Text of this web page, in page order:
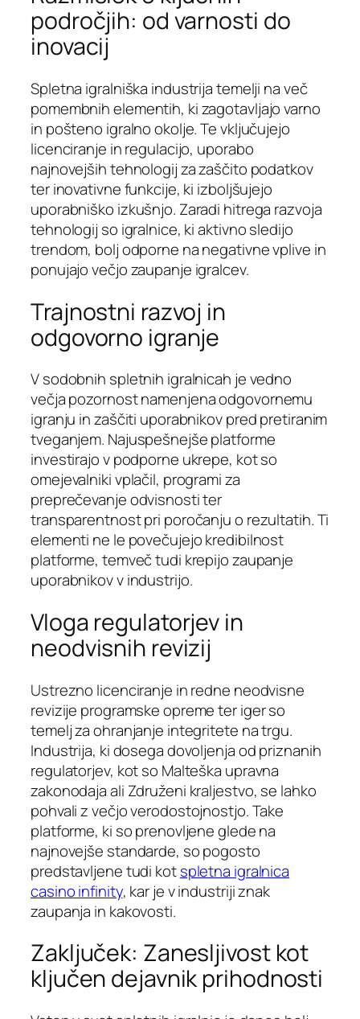
področjih: od varnosti do
inovacij
Spletna igralniška industrija temelji na več
pomembnih elementih, ki zagotavljajo varno
in pošteno igralno okolje. Te vključujejo
licenciranje in regulacijo, uporabo
najnovejših tehnologij za zaščito podatkov
ter inovativne funkcije, ki izboljšujejo
uporabniško izkušnjo. Zaradi hitrega razvoja
tehnologij so igralnice, ki aktivno sledijo
trendom, bolj odporne na negativne vplive in
ponujajo večjo zaupanje igralcev.
Trajnostni razvoj in
odgovorno igranje
V sodobnih spletnih igralnicah je vedno
večja pozornost namenjena odgovornemu
igranju in zaščiti uporabnikov pred pretiranim
tveganjem. Najuspešnejše platforme
investirajo v podporne ukrepe, kot so
omejevalniki vplačil, programi za
preprečevanje odvisnosti ter
transparentnost pri poročanju o rezultatih. Ti
elementi ne le povečujejo kredibilnost
platforme, temveč tudi krepijo zaupanje
uporabnikov v industrijo.
Vloga regulatorjev in
neodvisnih revizij
Ustrezno licenciranje in redne neodvisne
revizije programske opreme ter iger so
temelj za ohranjanje integritete na trgu.
Industrija, ki dosega dovoljenja od priznanih
regulatorjev, kot so Malteška upravna
zakonodaja ali Združeni kraljestvo, se lahko
pohvali z večjo verodostojnostjo. Take
platforme, ki so prenovljene glede na
najnovejše standarde, so pogosto
predstavljene tudi kotspletna igralnica
casino infinity, kar je v industriji znak
zaupanja in kakovosti.
Zaključek: Zanesljivost kot
ključen dejavnik prihodnosti